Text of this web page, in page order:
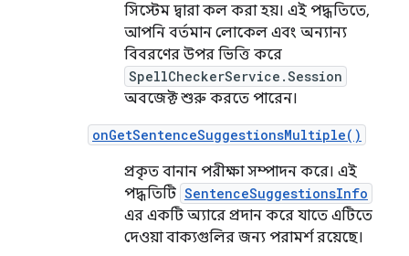
সিস্টেম দ্বারা কল করা হয়। এই পদ্ধতিতে,
আপনি বর্তমান লোকেল এবং অন্যান্য
বিবরণের উপর ভিত্তি করে
SpellCheckerService.Session
অবজেক্ট শুরু করতে পারেন।
onGetSentenceSuggestionsMultiple()
প্রকৃত বানান পরীক্ষা সম্পাদন করে। এই
পদ্ধতিটি SentenceSuggestionsInfo
এর একটি অ্যারে প্রদান করে যাতে এটিতে
দেওয়া বাক্যগুলির জন্য পরামর্শ রয়েছে।